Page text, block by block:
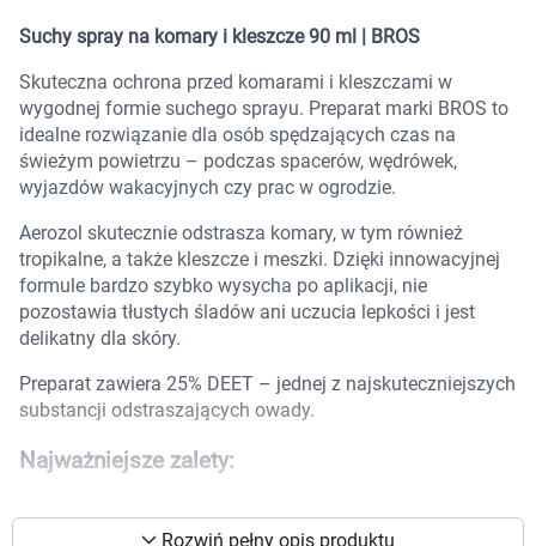
preferencji. Więcej informacji znajdziesz w
Marki
Suchy spray na komary i kleszcze 90 ml | BROS
Skuteczna ochrona przed komarami i kleszczami w
wygodnej formie suchego sprayu. Preparat marki BROS to
idealne rozwiązanie dla osób spędzających czas na
świeżym powietrzu – podczas spacerów, wędrówek,
wyjazdów wakacyjnych czy prac w ogrodzie.
Aerozol skutecznie odstrasza komary, w tym również
tropikalne, a także kleszcze i meszki. Dzięki innowacyjnej
formule bardzo szybko wysycha po aplikacji, nie
pozostawia tłustych śladów ani uczucia lepkości i jest
delikatny dla skóry.
Preparat zawiera 25% DEET – jednej z najskuteczniejszych
substancji odstraszających owady.
Najważniejsze zalety:
także tropikalnymi)Rozwiń pełny opis produktu